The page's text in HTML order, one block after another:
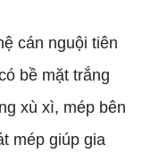
cán nguội tiên
bề mặt trắng
xù xì, mép bên
mép giúp gia